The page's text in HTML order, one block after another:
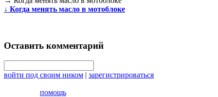
↓ Когда менять масло в мотоблоке
Оставить комментарий
войти под своим ником | зарегистрироваться
помощь